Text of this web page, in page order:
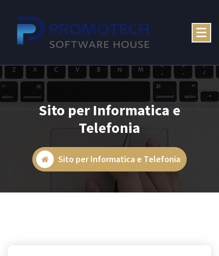
content
Sito per Informatica e
Telefonia
Sito per Informatica e Telefonia